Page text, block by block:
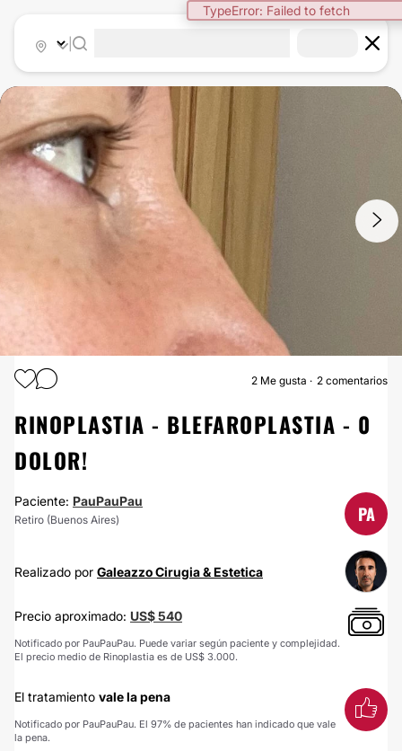
TypeError: Failed to fetch
RINOPLASTIA
2 Me gusta 2 comentarios
RINOPLASTIA - BLEFAROPLASTIA - 0
DOLOR!
Paciente: PauPauPau
Retiro (Buenos Aires) PA
Realizado por Galeazzo Cirugia & Estetica
Precio aproximado: US$ 540
Notificado por PauPauPau. Puede variar según paciente y complejidad.
El precio medio de Rinoplastia es de US$ 3.000.
El tratamiento vale la pena
Notificado por PauPauPau. El 97% de pacientes han indicado que vale
la pena.